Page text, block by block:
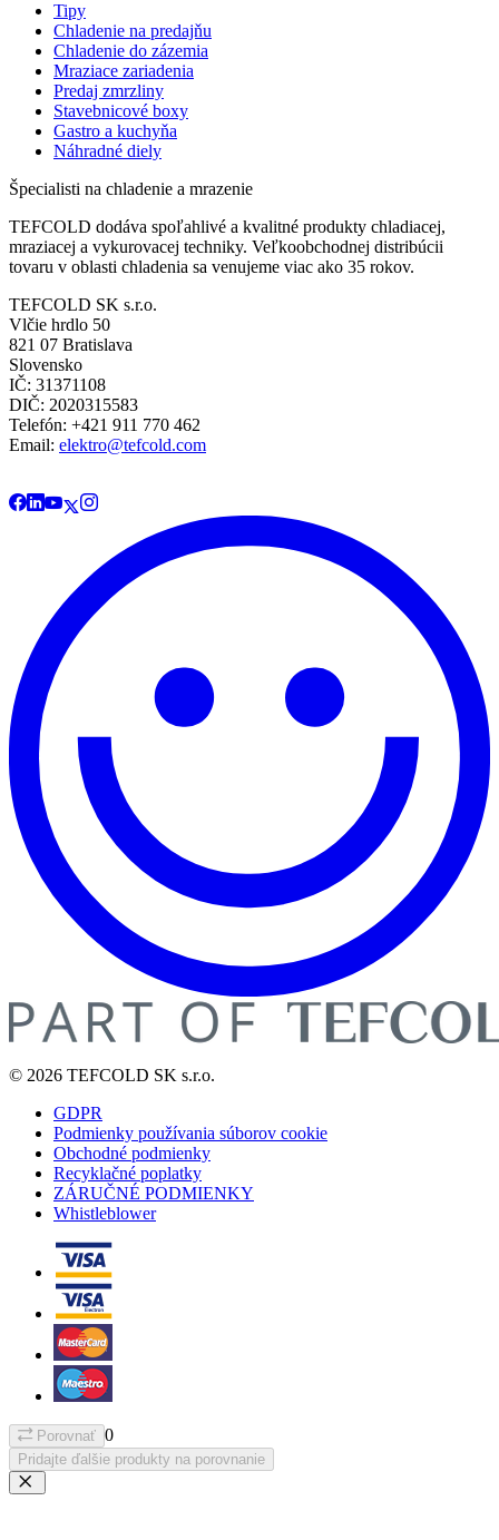
Tipy
Chladenie na predajňu
Chladenie do zázemia
Mraziace zariadenia
Predaj zmrzliny
Stavebnicové boxy
Gastro a kuchyňa
Náhradné diely
Špecialisti na chladenie a mrazenie
TEFCOLD dodáva spoľahlivé a kvalitné produkty chladiacej,
mraziacej a vykurovacej techniky. Veľkoobchodnej distribúcii
tovaru v oblasti chladenia sa venujeme viac ako 35 rokov.
TEFCOLD SK s.r.o.
Vlčie hrdlo 50
821 07 Bratislava
Slovensko
IČ: 31371108
DIČ: 2020315583
Telefón: +421 911 770 462
Email: elektro@tefcold.com
© 2026 TEFCOLD SK s.r.o.
GDPR
Podmienky používania súborov cookie
Obchodné podmienky
Recyklačné poplatky
ZÁRUČNÉ PODMIENKY
Whistleblower
Porovnať 0
Pridajte ďalšie produkty na porovnanie